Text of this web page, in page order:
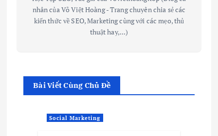
nhân của Võ Việt Hoàng - Trang chuyên chia sẻ các
kiến thức về SEO, Marketing cùng với các mẹo, thủ
thuật hay,...)
Bài Viết Cùng Chủ Đề
Social Marketing